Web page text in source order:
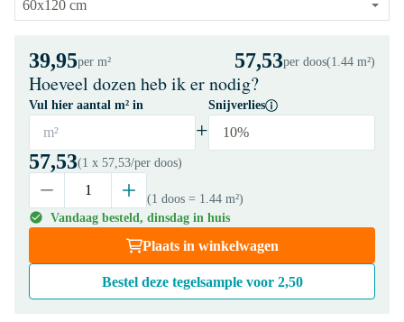
39,95per m² 57,53per doos(1.44 m²)
Hoeveel dozen heb ik er nodig?
Vul hier aantal m² in
m² +
Snijverlies
10%
57,53(1 x 57,53/per doos)
(1 doos = 1.44 m²)
Vandaag besteld, dinsdag in huis
Plaats in winkelwagen
Bestel deze tegelsample voor 2,50